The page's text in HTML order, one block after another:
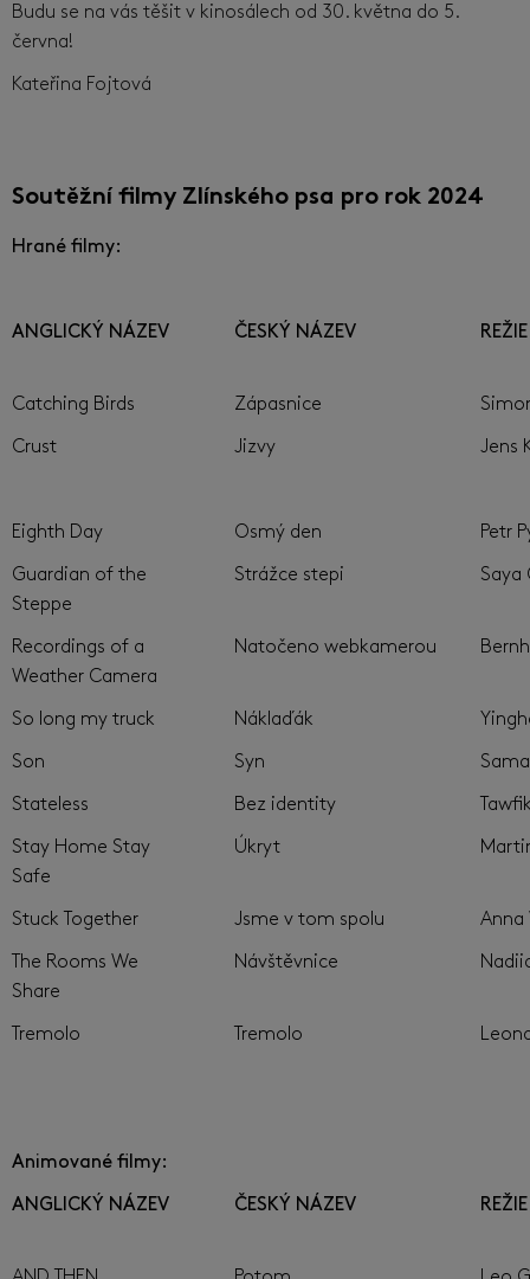
Budu se na vás těšit v kinosálech od 30. května do 5.
června!
Kateřina Fojtová
Soutěžní filmy Zlínského psa pro rok 2024
Hrané filmy:
ANGLICKÝ NÁZEV ČESKÝ NÁZEV REŽIE
Catching Birds Zápasnice
Crust Jizvy Jens
Eighth Day Osmý den Petr
Guardian of the
Steppe
Strážce stepi Saya
Recordings of a
Weather Camera
Natočeno webkamerou
So long my truck Náklaďák
Son Syn
Stateless Bez identity
Stay Home Stay
Safe
Úkryt
Stuck Together Jsme v tom spolu Anna
The Rooms We
Share
Návštěvnice
Tremolo Tremolo
Animované filmy:
ANGLICKÝ NÁZEV ČESKÝ NÁZEV REŽIE